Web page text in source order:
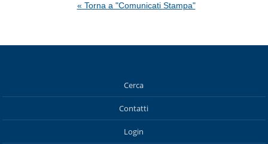
« Torna a "Comunicati Stampa"
Cerca
Contatti
Login